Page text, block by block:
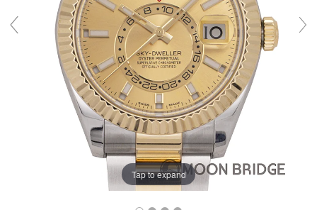
会社概要
Tap to expand